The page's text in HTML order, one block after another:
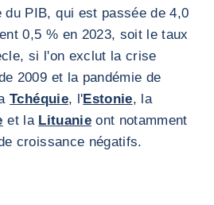
du PIB, qui est passée de 4,0
0,5 % en 2023, soit le taux
si l'on exclut la crise
2009 et la pandémie de
Tchéquie, l'Estonie, la
et la Lituanieont notamment
croissance négatifs.